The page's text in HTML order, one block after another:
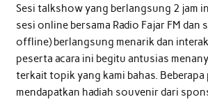
Sesi talkshow yang berlangsung 2 jam
sesi online bersama Radio Fajar FM dan
offline) berlangsung menarik dan
peserta acara ini begitu antusias
terkait topik yang kami bahas. Beberapa
mendapatkan hadiah souvenir dari